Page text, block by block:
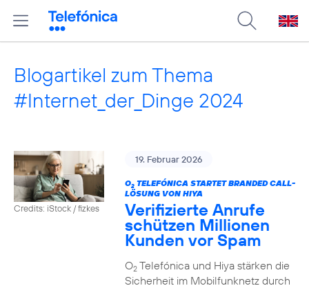
Blogartikel zum Thema
#Internet_der_Dinge 2024
Credits: iStock / fizkes
19. Februar 2026
O2TELEFÓNICA STARTET BRANDED CALL-
LÖSUNG VON HIYA
Verifizierte Anrufe
schützen Millionen
Kunden vor Spam
O2Telefónica und Hiya stärken die
Sicherheit im Mobilfunknetz durch